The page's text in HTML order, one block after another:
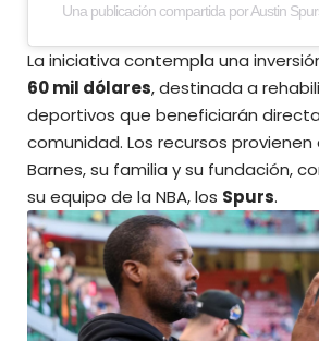
Una publicación compartida por Austin
La iniciativa contempla una
60 mil dólares, destinada a
deportivos que beneficiarán
comunidad. Los recursos provienen
Barnes, su familia y su fundación,
su equipo de la NBA, los Spurs.